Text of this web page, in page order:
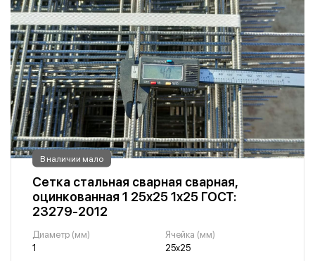
В наличии мало
Сетка стальная сварная сварная,
оцинкованная 1 25х25 1х25 ГОСТ:
23279-2012
Диаметр (мм)
1
Ячейка (мм)
25х25